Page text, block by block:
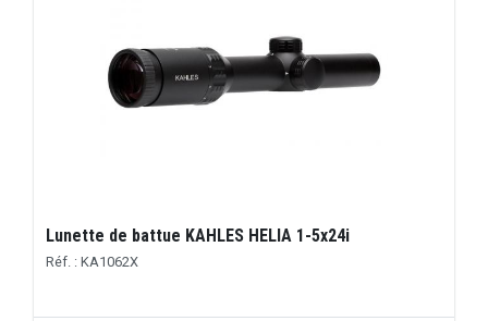
Lunette de battue KAHLES HELIA 1-5x24i
Réf. : KA1062X